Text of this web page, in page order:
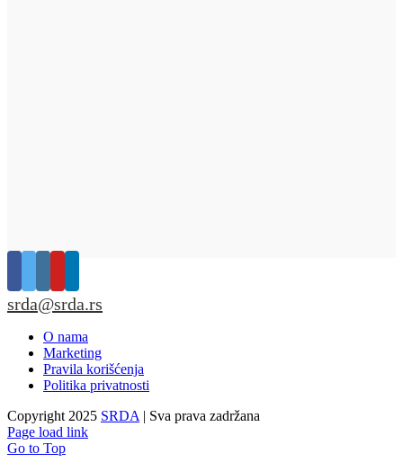
srda@srda.rs
O nama
Marketing
Pravila korišćenja
Politika privatnosti
Copyright 2025 SRDA | Sva prava zadržana
Page load link
Go to Top